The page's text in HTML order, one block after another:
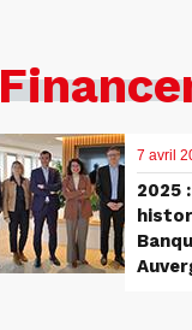
7 avril
2025